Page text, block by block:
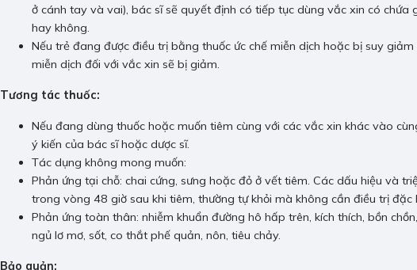
ở cánh tay và vai), bác sĩ sẽ quyết định có tiếp tục dùng vắc xin có chứa
hay không.
Nếu trẻ đang được điều trị bằng thuốc ức chế miễn dịch hoặc bị suy
miễn dịch đối với vắc xin sẽ bị giảm.
Tương tác thuốc:
Nếu đang dùng thuốc hoặc muốn tiêm cùng với các vắc xin khác vào
ý kiến của bác sĩ hoặc dược sĩ.
Tác dụng không mong muốn:
Phản ứng tại chỗ: chai cứng, sưng hoặc đỏ ở vết tiêm. Các dấu hiệu và
trong vòng 48 giờ sau khi tiêm, thường tự khỏi mà không cần điều trị đặc
Phản ứng toàn thân: nhiễm khuẩn đường hô hấp trên, kích thích, bồn
ngủ lơ mơ, sốt, co thắt phế quản, nôn, tiêu chảy.
Bảo quản: